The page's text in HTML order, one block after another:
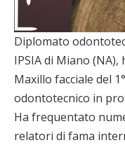
Diplomato
IPSIA di Miano
Maxillo facciale del
odontotecnico in
Ha frequentato
relatori di fama